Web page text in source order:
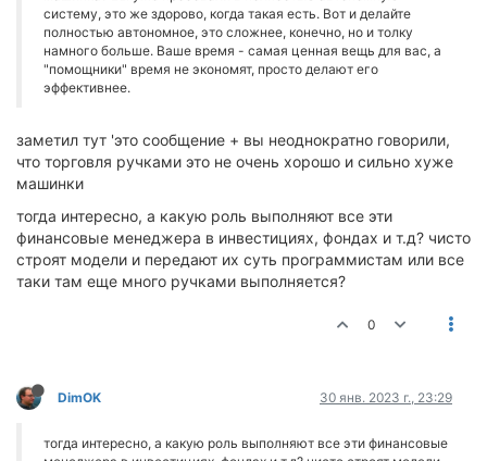
систему, это же здорово, когда такая есть. Вот и делайте
полностью автономное, это сложнее, конечно, но и толку
намного больше. Ваше время - самая ценная вещь для вас, а
"помощники" время не экономят, просто делают его
эффективнее.
заметил тут 'это сообщение + вы неоднократно говорили,
что торговля ручками это не очень хорошо и сильно хуже
машинки
тогда интересно, а какую роль выполняют все эти
финансовые менеджера в инвестициях, фондах и т.д? чисто
строят модели и передают их суть программистам или все
таки там еще много ручками выполняется?
0
DimOK 30 янв. 2023 г., 23:29
тогда интересно, а какую роль выполняют все эти финансовые